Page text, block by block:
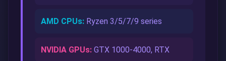
AMD CPUs: Ryzen 3/5/7/9 series
NVIDIA GPUs: GTX 1000-4000, RTX